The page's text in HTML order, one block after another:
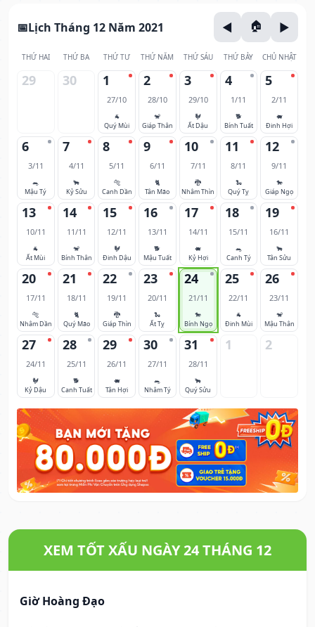
Lịch Tháng 12 Năm 2021
THỨ HAI THỨ BA THỨ TƯ THỨ NĂM THỨ SÁU THỨ BẢY CHỦ NHẬT
29 30 1
27/10
🐐
Quý Mùi
2
28/10
🐒
Giáp Thân
3
29/10
🐓
Ất Dậu
4
1/11
🐕
Bính Tuất
5
2/11
🐖
Đinh Hợi
6
3/11
🐀
Mậu Tý
7
4/11
🐂
Kỷ Sửu
8
5/11
🐅
Canh Dần
9
6/11
🐈
Tân Mão
10
7/11
🐉
Nhâm Thìn
11
8/11
🐍
Quý Tỵ
12
9/11
🐎
Giáp Ngọ
13
10/11
🐐
Ất Mùi
14
11/11
🐒
Bính Thân
15
12/11
🐓
Đinh Dậu
16
13/11
🐕
Mậu Tuất
17
14/11
🐖
Kỷ Hợi
18
15/11
🐀
Canh Tý
19
16/11
🐂
Tân Sửu
20
17/11
🐅
Nhâm Dần
21
18/11
🐈
Quý Mão
22
19/11
🐉
Giáp Thìn
23
20/11
🐍
Ất Tỵ
24
21/11
🐎
Bính Ngọ
25
22/11
🐐
Đinh Mùi
26
23/11
🐒
Mậu Thân
27
24/11
🐓
Kỷ Dậu
28
25/11
🐕
Canh Tuất
29
26/11
🐖
Tân Hợi
30
27/11
🐀
Nhâm Tý
31
28/11
🐂
Quý Sửu
1 2
XEM TỐT XẤU NGÀY 24 THÁNG 12
Giờ Hoàng Đạo